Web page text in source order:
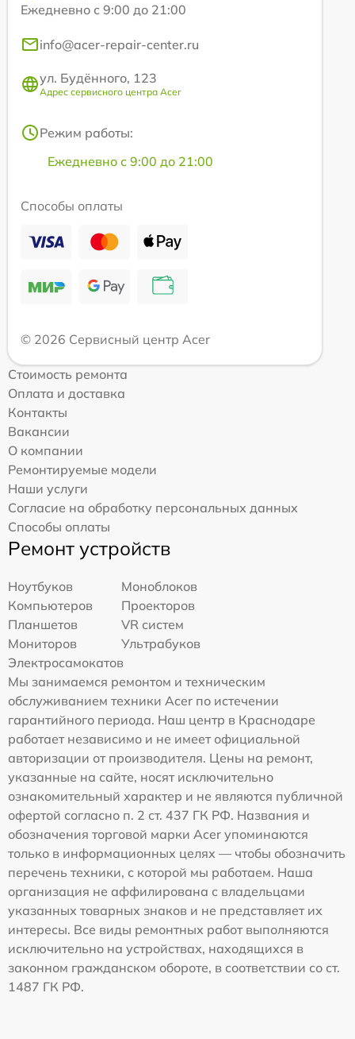
Ежедневно с 9:00 до 21:00
info@acer-repair-center.ru
ул. Будённого, 123
Адрес сервисного центра Acer
Режим работы:
Ежедневно с 9:00 до 21:00
Способы оплаты
© 2026 Сервисный центр Acer
Стоимость ремонта
Оплата и доставка
Контакты
Вакансии
О компании
Ремонтируемые модели
Наши услуги
Согласие на обработку персональных данных
Способы оплаты
Ремонт устройств
Ноутбуков
Моноблоков
Компьютеров
Проекторов
Планшетов
VR систем
Мониторов
Ультрабуков
Электросамокатов
Мы занимаемся ремонтом и техническим
обслуживанием техники Acer по истечении
гарантийного периода. Наш центр в Краснодаре
работает независимо и не имеет официальной
авторизации от производителя. Цены на ремонт,
указанные на сайте, носят исключительно
ознакомительный характер и не являются публичной
офертой согласно п. 2 ст. 437 ГК РФ. Названия и
обозначения торговой марки Acer упоминаются
только в информационных целях — чтобы обозначить
перечень техники, с которой мы работаем. Наша
организация не аффилирована с владельцами
указанных товарных знаков и не представляет их
интересы. Все виды ремонтных работ выполняются
исключительно на устройствах, находящихся в
законном гражданском обороте, в соответствии со ст.
1487 ГК РФ.